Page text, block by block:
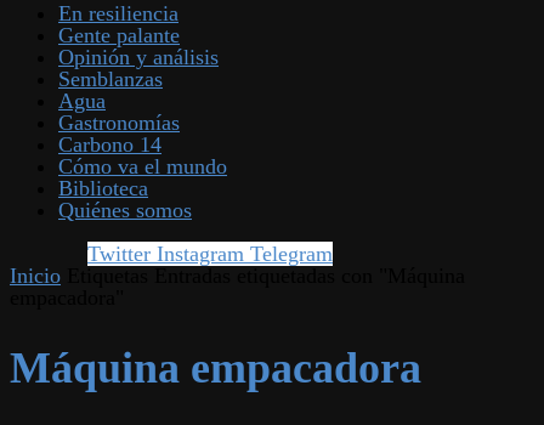
En resiliencia
Gente palante
Opinión y análisis
Semblanzas
Agua
Gastronomías
Carbono 14
Cómo va el mundo
Biblioteca
Quiénes somos
Twitter Instagram Telegram
Inicio
Máquina empacadora